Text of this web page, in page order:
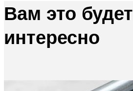
Вам это будет
интересно